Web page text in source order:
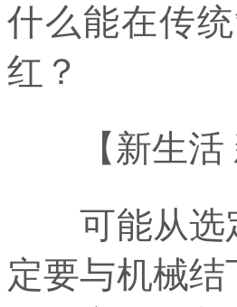
什么能在传
红？
【新生活
可能从选定
定要与机械